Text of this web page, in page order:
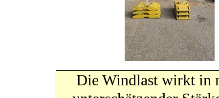
Die Windlast wirkt in